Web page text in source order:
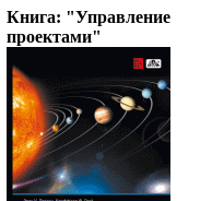
Книга: "Управление
проектами"